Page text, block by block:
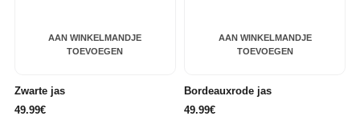
AAN WINKELMANDJE
TOEVOEGEN
Zwarte jas
49.99€
AAN WINKELMANDJE
TOEVOEGEN
Bordeauxrode jas
49.99€